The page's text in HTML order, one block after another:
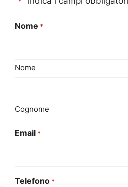
Nome *
Nome
Cognome
Email *
Telefono *